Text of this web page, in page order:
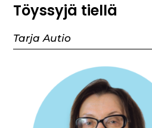
Töyssyjä tiellä
Tarja Autio